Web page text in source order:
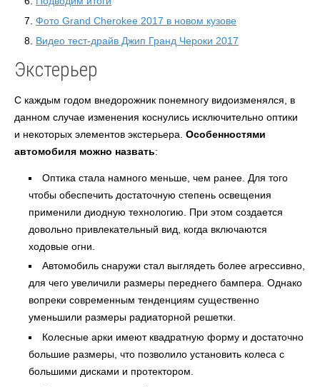
Фото Grand Cherokee 2017 в новом кузове
Видео тест-драйв Джип Гранд Чероки 2017
Экстерьер
С каждым годом внедорожник понемногу видоизменялся, в
данном случае изменения коснулись исключительно оптики
и некоторых элементов экстерьера. Особенностями
автомобиля можно назвать:
Оптика стала намного меньше, чем ранее. Для того
чтобы обеспечить достаточную степень освещения
применили диодную технологию. При этом создается
довольно привлекательный вид, когда включаются
ходовые огни.
Автомобиль снаружи стал выглядеть более агрессивно,
для чего увеличили размеры переднего бампера. Однако
вопреки современным тенденциям существенно
уменьшили размеры радиаторной решетки.
Колесные арки имеют квадратную форму и достаточно
большие размеры, что позволило установить колеса с
большими дисками и протектором.